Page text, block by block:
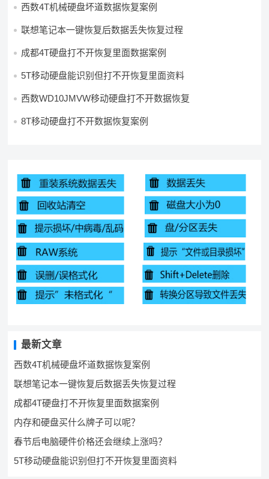
西数4T机械硬盘坏道数据恢复案例
联想笔记本一键恢复后数据丢失恢复过程
成都4T硬盘打不开恢复里面数据案例
5T移动硬盘能识别但打不开恢复里面资料
西数WD10JMVW移动硬盘打不开数据恢复
8T移动硬盘打不开数据恢复案例
最新文章
西数4T机械硬盘坏道数据恢复案例
联想笔记本一键恢复后数据丢失恢复过程
成都4T硬盘打不开恢复里面数据案例
内存和硬盘买什么牌子可以呢？
春节后电脑硬件价格还会继续上涨吗？
5T移动硬盘能识别但打不开恢复里面资料